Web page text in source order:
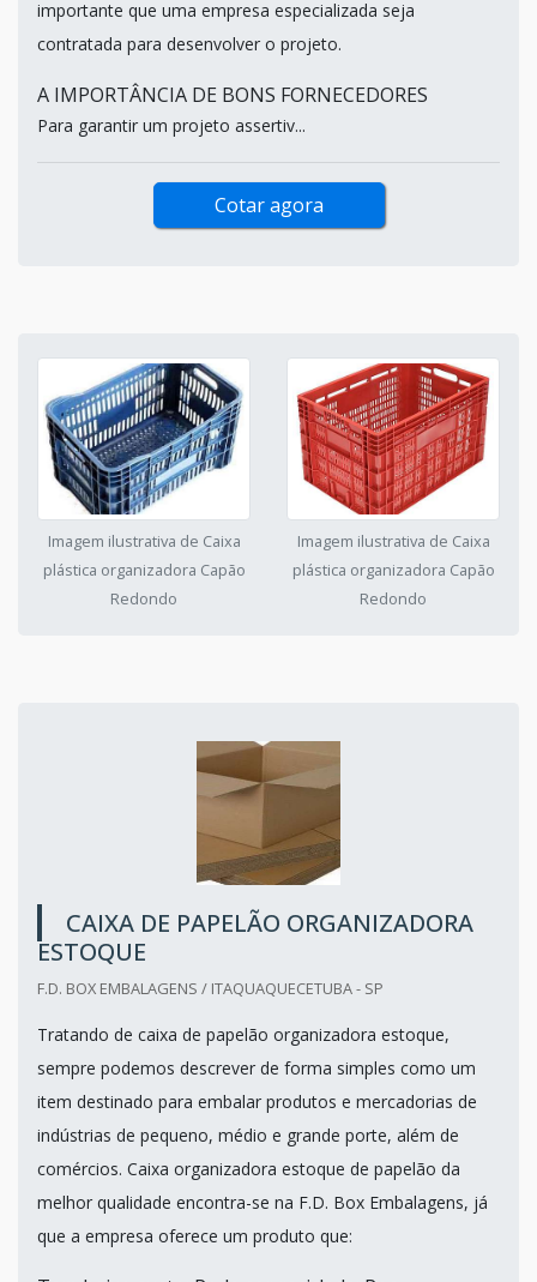
importante que uma empresa especializada seja
contratada para desenvolver o projeto.
A IMPORTÂNCIA DE BONS FORNECEDORES
Para garantir um projeto assertiv...
Cotar agora
Imagem ilustrativa de Caixa
plástica organizadora Capão
Redondo
Imagem ilustrativa de Caixa
plástica organizadora Capão
Redondo
CAIXA DE PAPELÃO ORGANIZADORA
ESTOQUE
F.D. BOX EMBALAGENS / ITAQUAQUECETUBA - SP
Tratando de caixa de papelão organizadora estoque,
sempre podemos descrever de forma simples como um
item destinado para embalar produtos e mercadorias de
indústrias de pequeno, médio e grande porte, além de
comércios. Caixa organizadora estoque de papelão da
melhor qualidade encontra-se na F.D. Box Embalagens, já
que a empresa oferece um produto que: